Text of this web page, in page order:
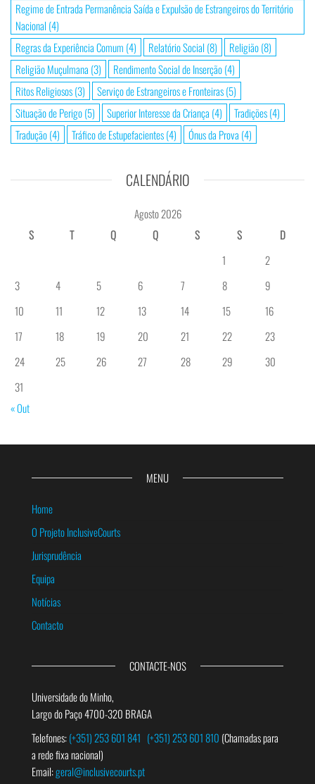
Regime de Entrada Permanência Saída e Expulsão de Estrangeiros do Território
Nacional (4)
Regras da Experiência Comum (4) Relatório Social (8) Religião(8)
Religião Muçulmana (3) Rendimento Social de Inserção(4)
Ritos Religiosos(3) Serviço de Estrangeiros e Fronteiras(5)
Situação de Perigo(5) Superior Interesse da Criança (4) Tradições(4)
Tradução(4) Tráfico de Estupefacientes(4) Ónus da Prova (4)
CALENDÁRIO
Agosto 2026
S
T Q Q S S
D
1
2
3
4 5 6 7 8
9
10
11 12 13 14 15
16
17
18 19 20 21 22
23
24
25 26 27 28 29
30
31
« Out
MENU
Home
O Projeto InclusiveCourts
Jurisprudência
Equipa
Notícias
Contacto
CONTACTE-NOS
Universidade do Minho,
Largo do Paço 4700-320 BRAGA
Telefones:(+351) 253 601 841 (+351) 253 601 810 (Chamadas para
a rede fixa nacional)
Email:geral@inclusivecourts.pt